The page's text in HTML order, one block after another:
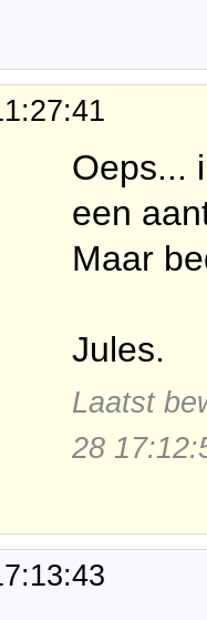
Oeps...
een
Maar
Jules.
Laatst
28